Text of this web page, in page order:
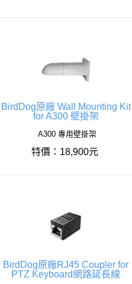
BirdDog原廠 Wall Mounting Kit
for A300 壁掛架
A300 專用壁掛架
特價：18,900元
BirdDog原廠RJ45 Coupler for
PTZ Keyboard網路延長線